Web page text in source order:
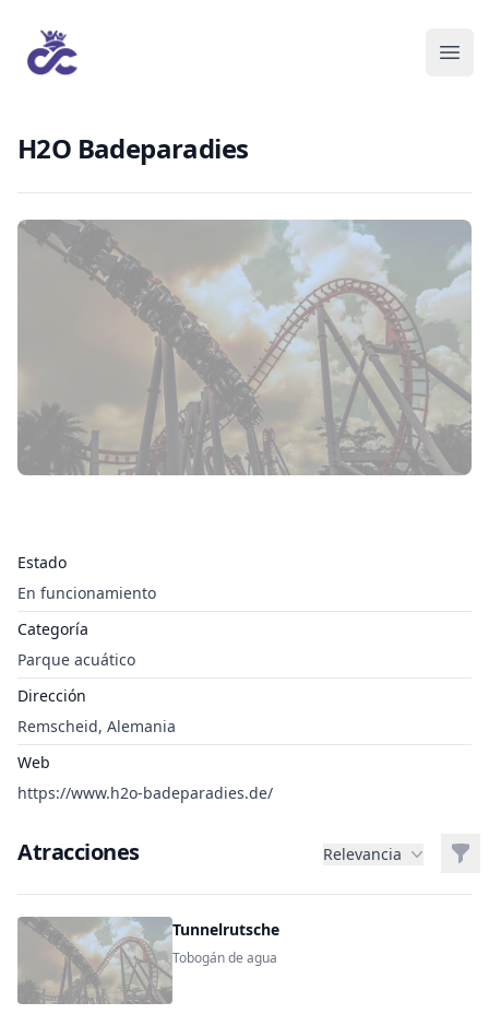
H2O Badeparadies
Estado
En funcionamiento
Categoría
Parque acuático
Dirección
Remscheid, Alemania
Web
https://www.h2o-badeparadies.de/
Atracciones Relevancia
Tunnelrutsche
Tobogán de agua